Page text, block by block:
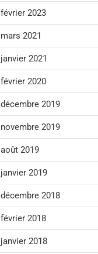
février 2023
mars 2021
janvier 2021
février 2020
décembre 2019
novembre 2019
août 2019
janvier 2019
décembre 2018
février 2018
janvier 2018